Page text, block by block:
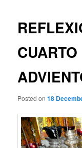
Posted on18